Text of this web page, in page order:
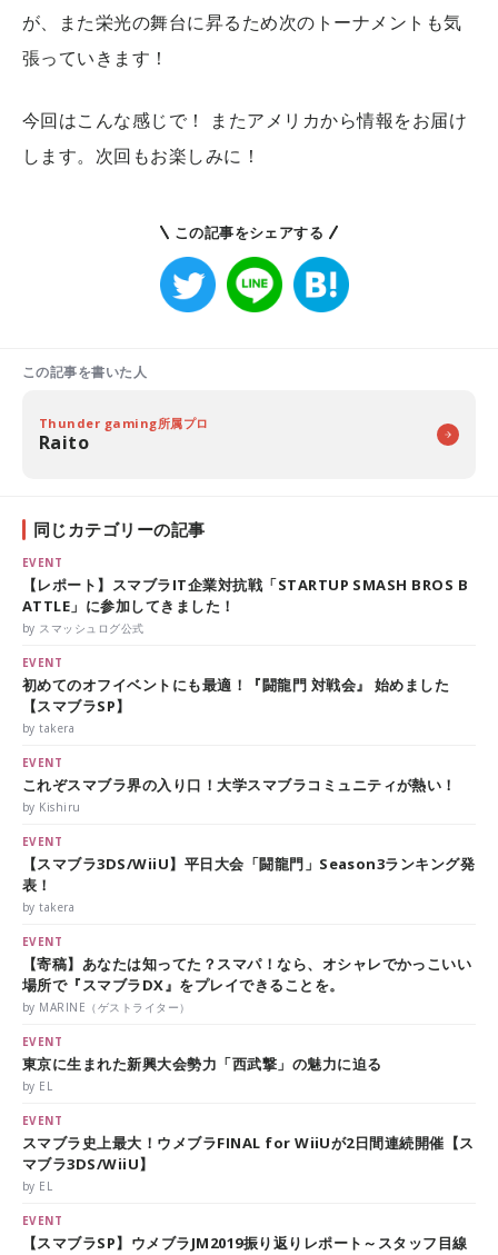
が、また栄光の舞台に昇るため次のトーナメントも気
張っていきます！
今回はこんな感じで！
またアメリカから情報をお届け
します。次回もお楽しみに！
この記事をシェアする
この記事を書いた人
Thunder gaming所属プロ
Raito
同じカテゴリーの記事
EVENT
【レポート】スマブラIT企業対抗戦「STARTUP SMASH BROS B
ATTLE」に参加してきました！
by スマッシュログ公式
EVENT
初めてのオフイベントにも最適！『闘龍門 対戦会』 始めました
【スマブラSP】
by takera
EVENT
これぞスマブラ界の入り口！大学スマブラコミュニティが熱い！
by Kishiru
EVENT
【スマブラ3DS/WiiU】平日大会「闘龍門」Season3ランキング発
表！
by takera
EVENT
【寄稿】あなたは知ってた？スマパ！なら、オシャレでかっこいい
場所で『スマブラDX』をプレイできることを。
by MARINE（ゲストライター）
EVENT
東京に生まれた新興大会勢力「西武撃」の魅力に迫る
by EL
EVENT
スマブラ史上最大！ウメブラFINAL for WiiUが2日間連続開催【ス
マブラ3DS/WiiU】
by EL
EVENT
【スマブラSP】ウメブラJM2019振り返りレポート～スタッフ目線